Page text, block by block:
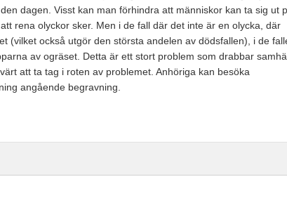
dagen. Visst kan man förhindra att människor kan ta sig ut
rena olyckor sker. Men i de fall där det inte är en olycka, där
(vilket också utgör den största andelen av dödsfallen), i de
av ogräset. Detta är ett stort problem som drabbar
att ta tag i roten av problemet. Anhöriga kan besöka
angående begravning.